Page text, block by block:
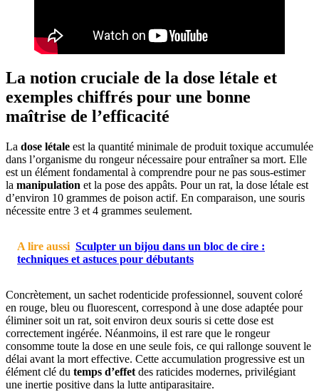
La notion cruciale de la dose létale et
exemples chiffrés pour une bonne
maîtrise de l’efficacité
La dose létale est la quantité minimale de produit toxique accumulée
dans l’organisme du rongeur nécessaire pour entraîner sa mort. Elle
est un élément fondamental à comprendre pour ne pas sous-estimer
la manipulation et la pose des appâts. Pour un rat, la dose létale est
d’environ 10 grammes de poison actif. En comparaison, une souris
nécessite entre 3 et 4 grammes seulement.
A lire aussi Sculpter un bijou dans un bloc de cire :
techniques et astuces pour débutants
Concrètement, un sachet rodenticide professionnel, souvent coloré
en rouge, bleu ou fluorescent, correspond à une dose adaptée pour
éliminer soit un rat, soit environ deux souris si cette dose est
correctement ingérée. Néanmoins, il est rare que le rongeur
consomme toute la dose en une seule fois, ce qui rallonge souvent le
délai avant la mort effective. Cette accumulation progressive est un
élément clé du temps d’effet des raticides modernes, privilégiant
une inertie positive dans la lutte antiparasitaire.